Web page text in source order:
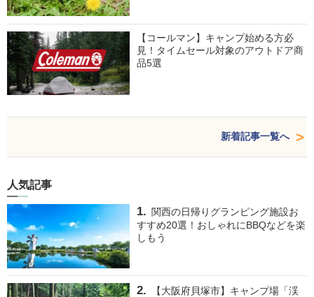
【コールマン】キャンプ始める方必
見！タイムセール対象のアウトドア商
品5選
新着記事一覧へ
人気記事
関西の日帰りグランピング施設お
すすめ20選！おしゃれにBBQなどを楽
しもう
【大阪府貝塚市】キャンプ場「渓